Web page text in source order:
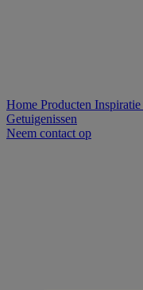
Home Producten Inspiratie
Getuigenissen
Neem contact op